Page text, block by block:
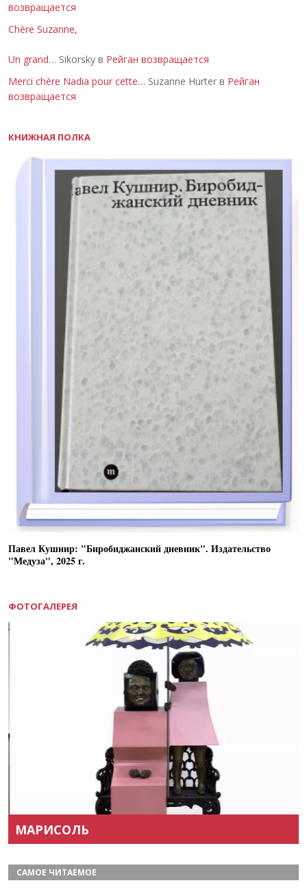
возвращается
Chère Suzanne,
Un grand… Sikorsky в Рейган возвращается
Merci chère Nadia pour cette… Suzanne Hurter в Рейган
возвращается
КНИЖНАЯ ПОЛКА
Павел Кушнир: "Биробиджанский дневник". Издательство
"Медуза", 2025 г.
ФОТОГАЛЕРЕЯ
МАРИСОЛЬ
САМОЕ ЧИТАЕМОЕ